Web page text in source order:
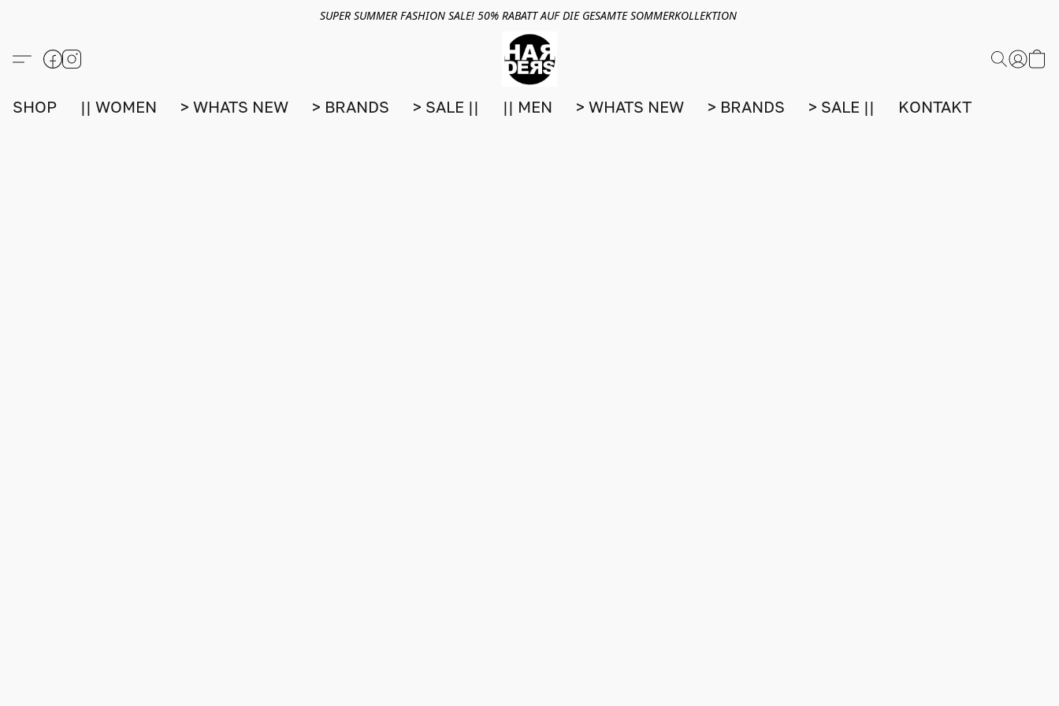
SUPER SUMMER FASHION SALE! 50% RABATT AUF DIE GESAMTE SOMMERKOLLEKTION
SHOP || WOMEN > WHATS NEW > BRANDS > SALE || || MEN > WHATS NEW > BRANDS > SALE || KONTAKT